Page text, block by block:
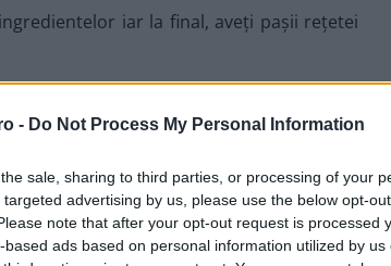
- Do Not Process My Personal Information
sale, sharing to third parties, or processing of your
advertising by us, please use the below opt-
note that after your opt-out request is processed
ads based on personal information utilized by us
iar la final, aveți pașii rețetei